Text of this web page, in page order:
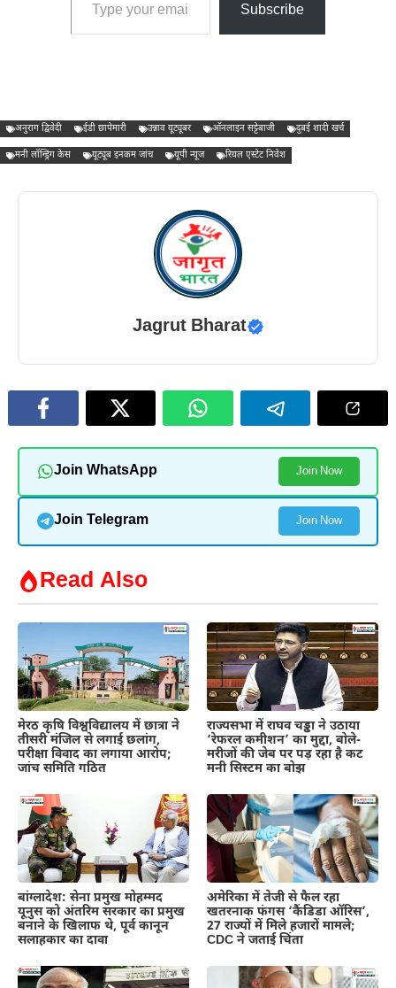
Subscribe
अनुराग द्विवेदी ईडी छापेमारी उन्नाव यूट्यूबर ऑनलाइन सट्टेबाजी दुबई शादी खर्च
मनी लॉन्ड्रिंग केस यूट्यूब इनकम जांच यूपी न्यूज रियल एस्टेट निवेश
Jagrut Bharat
Join WhatsApp Join Now
Join Telegram Join Now
Read Also
मेरठ कृषि विश्वविद्यालय में छात्रा ने
तीसरी मंजिल से लगाई छलांग,
परीक्षा विवाद का लगाया आरोप;
जांच समिति गठित
राज्यसभा में राघव चड्ढा ने उठाया
‘रेफरल कमीशन’ का मुद्दा, बोले-
मरीजों की जेब पर पड़ रहा है कट
मनी सिस्टम का बोझ
बांग्लादेश: सेना प्रमुख मोहम्मद
यूनुस को अंतरिम सरकार का प्रमुख
बनाने के खिलाफ थे, पूर्व कानून
सलाहकार का दावा
अमेरिका में तेजी से फैल रहा
खतरनाक फंगस ‘कैंडिडा ऑरिस’,
27 राज्यों में मिले हजारों मामले;
CDC ने जताई चिंता